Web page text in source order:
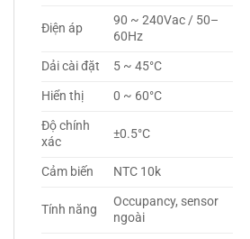
Điện áp
90 ~ 240Vac / 50–
60Hz
Dải cài đặt
5 ~ 45°C
Hiển thị
0 ~ 60°C
Độ chính
xác
±0.5°C
Cảm biến NTC 10k
Tính năng
Occupancy, sensor
ngoài